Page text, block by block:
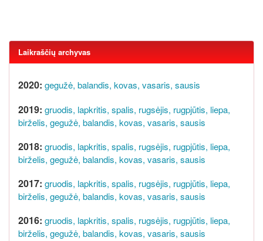
Laikraščių archyvas
2020: gegužė, balandis, kovas, vasaris, sausis
2019: gruodis, lapkritis, spalis, rugsėjis, rugpjūtis, liepa,
birželis, gegužė, balandis, kovas, vasaris, sausis
2018: gruodis, lapkritis, spalis, rugsėjis, rugpjūtis, liepa,
birželis, gegužė, balandis, kovas, vasaris, sausis
2017: gruodis, lapkritis, spalis, rugsėjis, rugpjūtis, liepa,
birželis, gegužė, balandis, kovas, vasaris, sausis
2016: gruodis, lapkritis, spalis, rugsėjis, rugpjūtis, liepa,
birželis, gegužė, balandis, kovas, vasaris, sausis